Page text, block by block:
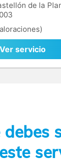
de la
Ver servicio
debes